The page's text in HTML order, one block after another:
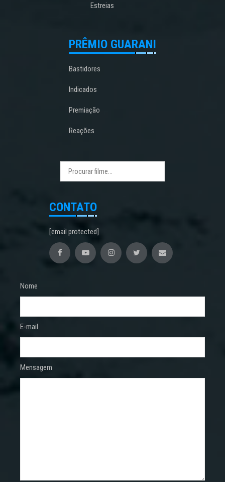
Estreias
PRÊMIO GUARANI
Bastidores
Indicados
Premiação
Reações
CONTATO
[email protected]
Nome
E-mail
Mensagem